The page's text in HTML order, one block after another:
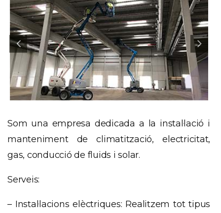
Som una empresa dedicada a la instal·lació i
manteniment de climatització, electricitat,
gas, conducció de fluids i solar.
Serveis:
– Instal·lacions elèctriques: Realitzem tot tipus